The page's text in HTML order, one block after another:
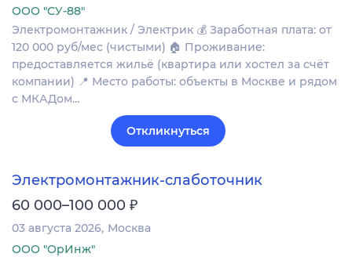
ООО "СУ-88"
Электромонтажник / Электрик 💰 Заработная плата: от
120 000 руб/мес (чистыми) 🏠 Проживание:
предоставляется жильё (квартира или хостел за счёт
компании) 📍 Место работы: объекты в Москве и рядом
с МКАДом…
Откликнуться
Электромонтажник-слаботочник
60 000–100 000 ₽
03 августа 2026 Москва
ООО "ОрИнж"